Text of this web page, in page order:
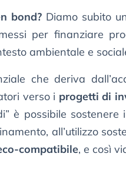
bond? Diamo subito
per finanziare
ambientale e
che deriva
verso i progetti di
è possibile
all’utilizzo
compatibile, e così